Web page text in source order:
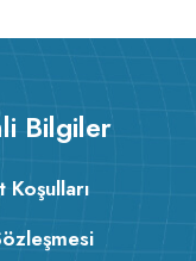
Bilgiler
Koşulları